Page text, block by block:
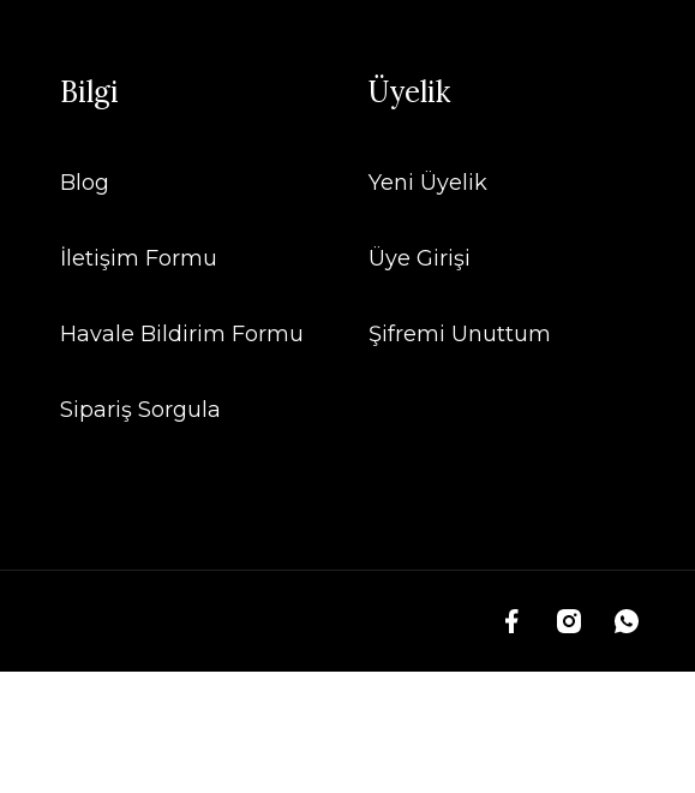
Bilgi
Blog
İletişim Formu
Havale Bildirim Formu
Sipariş Sorgula
Üyelik
Yeni Üyelik
Üye Girişi
Şifremi Unuttum